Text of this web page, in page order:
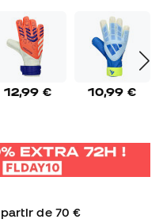
12,99 € 10,99 €
de 70 €